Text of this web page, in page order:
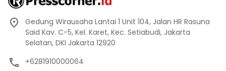
Gedung Wirausaha Lantai 1 Unit 104, Jalan HR Rasuna
Said Kav. C-5, Kel. Karet, Kec. Setiabudi, Jakarta
Selatan, DKI Jakarta 12920
+6281910000064